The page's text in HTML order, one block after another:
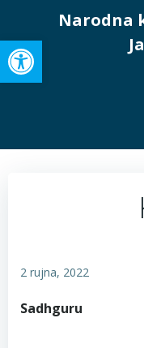
Open toolbar
Narodna
2 rujna, 2022
Sadhguru